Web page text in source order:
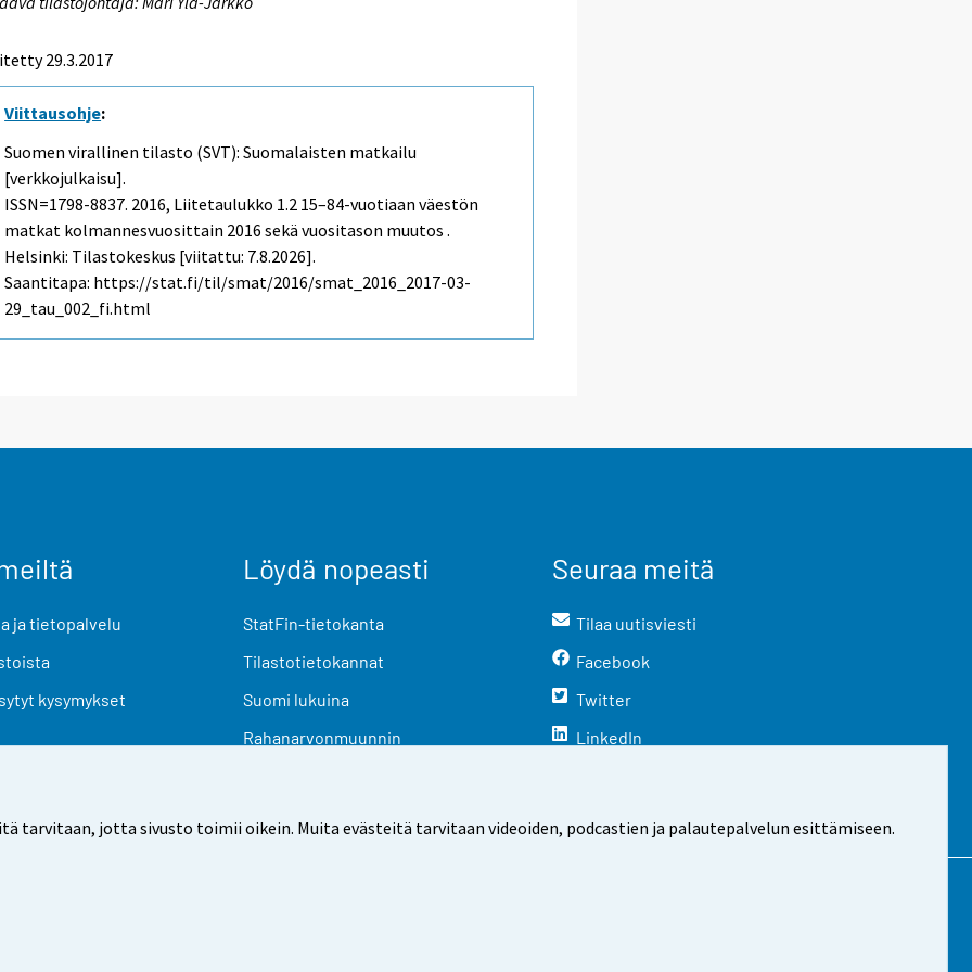
tarvitaan, jotta sivusto toimii oikein. Muita evästeitä tarvitaan videoiden, podcastien ja palautepalvelun esittämiseen.
29.3.2017
Viittausohje:
Suomen virallinen tilasto (SVT): Suomalaisten matkailu
[verkkojulkaisu].
ISSN=1798-8837. 2016, Liitetaulukko 1.2 15–84-vuotiaan väestön
matkat kolmannesvuosittain 2016 sekä vuositason muutos .
Helsinki: Tilastokeskus [viitattu: 7.8.2026].
Saantitapa: https://stat.fi/til/smat/2016/smat_2016_2017-03-
29_tau_002_fi.html
ja tietopalvelu
kysymykset
Löydä nopeasti
StatFin-tietokanta
Tilastotietokannat
Suomi lukuina
Rahanarvonmuunnin
Seuraa meitä
Tilaa uutisviesti
Facebook
Twitter
LinkedIn